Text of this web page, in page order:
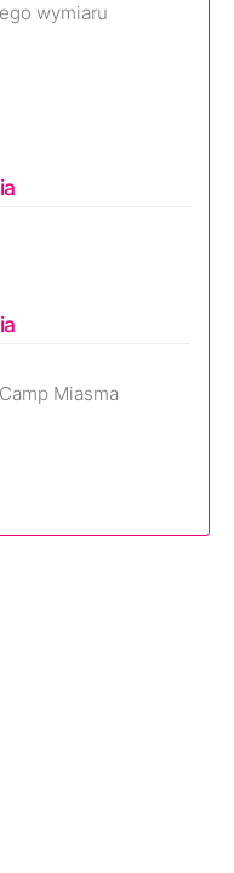
wymiaru
Miasma